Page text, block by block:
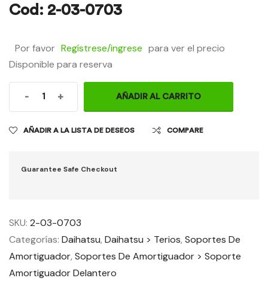
Cod: 2-03-0703
Por favor Regístrese/ingrese para ver el precio
Disponible para reserva
- + AÑADIR AL CARRITO
AÑADIR A LA LISTA DE DESEOS COMPARE
Guarantee Safe Checkout
SKU: 2-03-0703
Categorías: Daihatsu, Daihatsu > Terios, Soportes De
Amortiguador, Soportes De Amortiguador > Soporte
Amortiguador Delantero